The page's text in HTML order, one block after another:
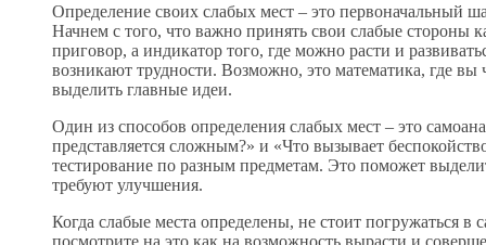
Определение своих слабых мест – это первоначальный
Начнем с того, что важно принять свои слабые стороны
приговор, а индикатор того, где можно расти и
возникают трудности. Возможно, это математика, где вы
выделить главные идеи.
Один из способов определения слабых мест – это
представляется сложным?» и «Что вызывает
тестирование по разным предметам. Это поможет
требуют улучшения.
Когда слабые места определены, не стоит погружаться
посмотрите на это как на возможность вырасти и